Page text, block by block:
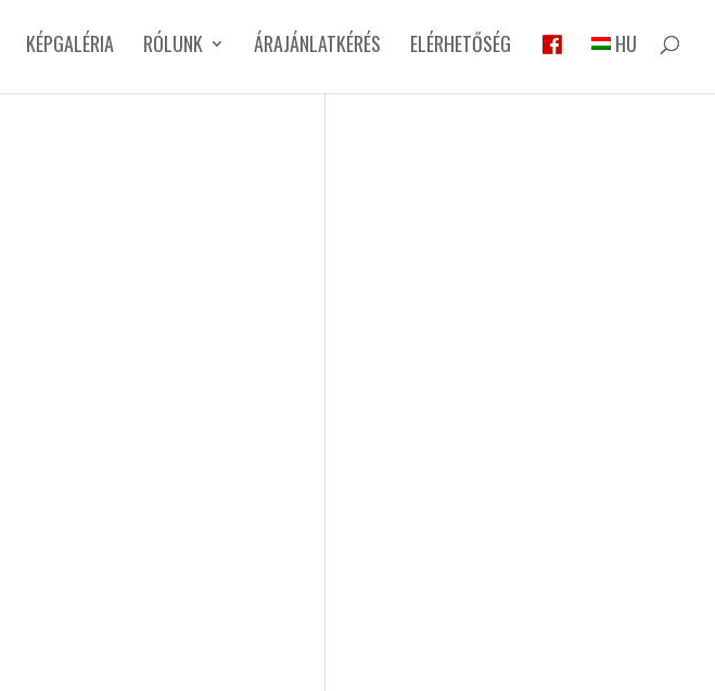
KÉPGALÉRIA RÓLUNK ÁRAJÁNLATKÉRÉS ELÉRHETŐSÉG HU